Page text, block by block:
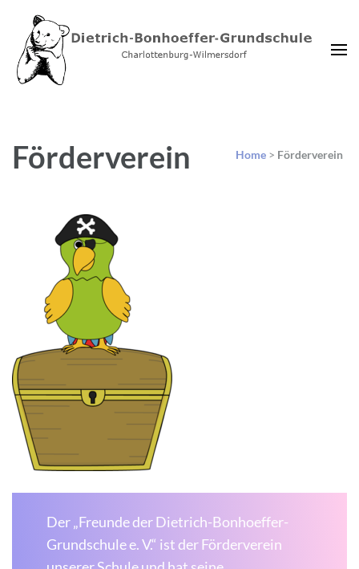
Förderverein Home > Förderverein
Der „Freunde der Dietrich-Bonhoeffer-
Grundschule e. V.“ ist der Förderverein